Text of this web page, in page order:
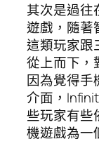
其次是過往
遊戲，隨著
這類玩家跟
從上而下，
因為覺得手
介面，
些玩家有些
機遊戲為一